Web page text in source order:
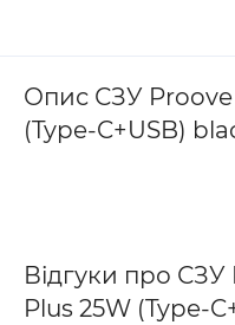
Опис СЗУ Proove
(Type-C+USB)
Відгуки про СЗУ
Plus 25W (Type-